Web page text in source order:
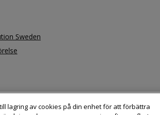
Sweden
lagring av cookies på din enhet för att förbättra